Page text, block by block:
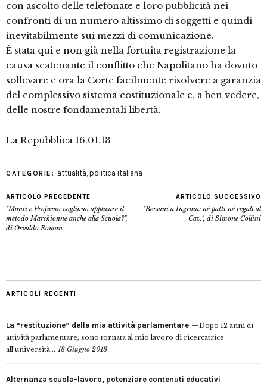
con ascolto delle telefonate e loro pubblicità nei
confronti di un numero altissimo di soggetti e quindi
inevitabilmente sui mezzi di comunicazione.
È stata qui e non già nella fortuita registrazione la
causa scatenante il conflitto che Napolitano ha dovuto
sollevare e ora la Corte facilmente risolvere a garanzia
del complessivo sistema costituzionale e, a ben vedere,
delle nostre fondamentali libertà.
La Repubblica 16.01.13
CATEGORIE: attualità, politica italiana
ARTICOLO PRECEDENTE
"Monti e Profumo vogliono applicare il
metodo Marchionne anche alla Scuola?",
di Osvaldo Roman
ARTICOLO SUCCESSIVO
"Bersani a Ingroia: nè patti nè regali al
Cav.", di Simone Collini
ARTICOLI RECENTI
La “restituzione” della mia attività parlamentare
Dopo 12 anni di
attività parlamentare, sono tornata al mio lavoro di ricercatrice
all’università... 18 Giugno 2018
Alternanza scuola-lavoro, potenziare contenuti educativi